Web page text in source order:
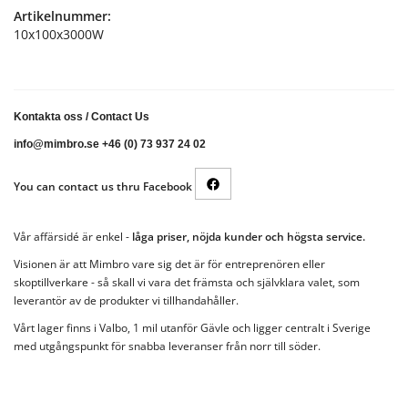
Artikelnummer:
10x100x3000W
Kontakta oss /Contact Us
info@mimbro.se +46 (0) 73 937 24 02
You can contact us thru Facebook
Vår affärsidé är enkel - låga priser, nöjda kunder och högsta service.
Visionen är att Mimbro vare sig det är för entreprenören eller
skoptillverkare - så skall vi vara det främsta och självklara valet, som
leverantör av de produkter vi tillhandahåller.
Vårt lager finns i Valbo, 1 mil utanför Gävle och ligger centralt i Sverige
med utgångspunkt för snabba leveranser från norr till söder.